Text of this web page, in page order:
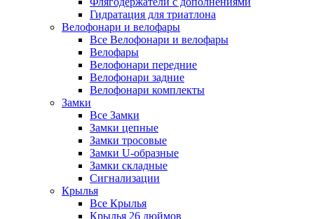
Гидратация для триатлона
Велофонари и велофары
Все Велофонари и велофары
Велофары
Велофонари передние
Велофонари задние
Велофонари комплекты
Замки
Все Замки
Замки цепные
Замки тросовые
Замки U-образные
Замки складные
Сигнализации
Крылья
Все Крылья
Крылья 26 дюймов